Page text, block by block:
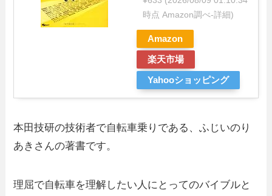
時点 Amazon調べ-詳細)
Amazon
楽天市場
Yahooショッピング
本田技研の技術者で自転車乗りである、ふじいのり
あきさんの著書です。
理屈で自転車を理解したい人にとってのバイブルと